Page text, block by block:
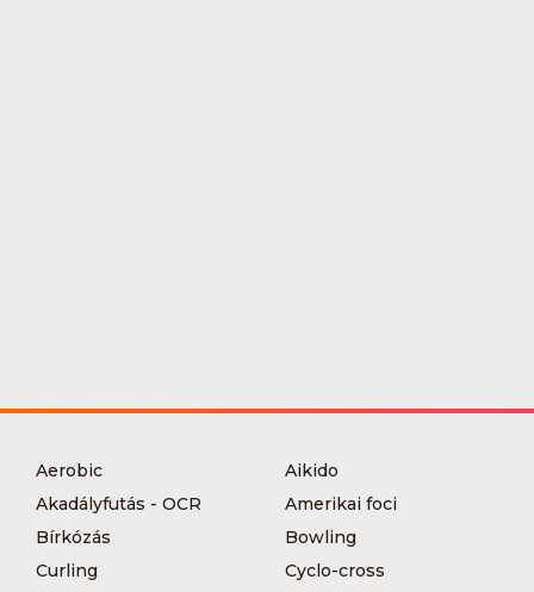
Aerobic
Aikido
Akadályfutás - OCR
Amerikai foci
Bírkózás
Bowling
Curling
Cyclo-cross